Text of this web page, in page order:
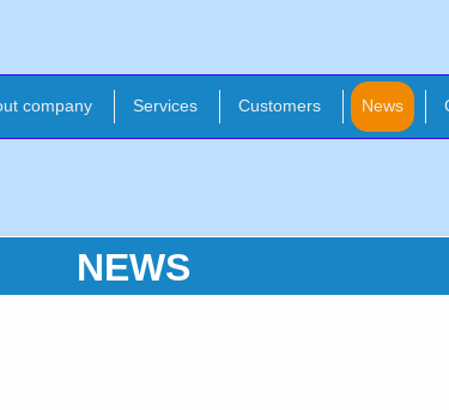
company Services Сustomers News
NEWS